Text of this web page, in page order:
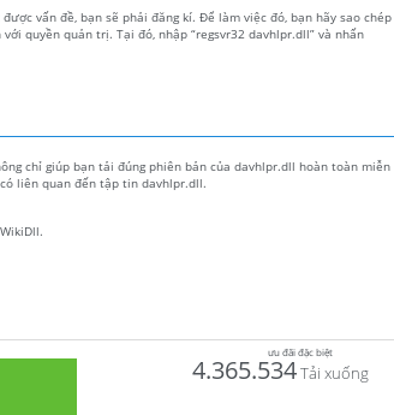
vấn đề, bạn sẽ phải đăng kí. Để làm việc đó, bạn hãy sao chép
quyền quản trị. Tại đó, nhập “regsvr32 davhlpr.dll” và nhấn
chỉ giúp bạn tải đúng phiên bản của davhlpr.dll hoàn toàn miễn
liên quan đến tập tin davhlpr.dll.
ưu đãi đặc biệt
4.365.534Tải xuống